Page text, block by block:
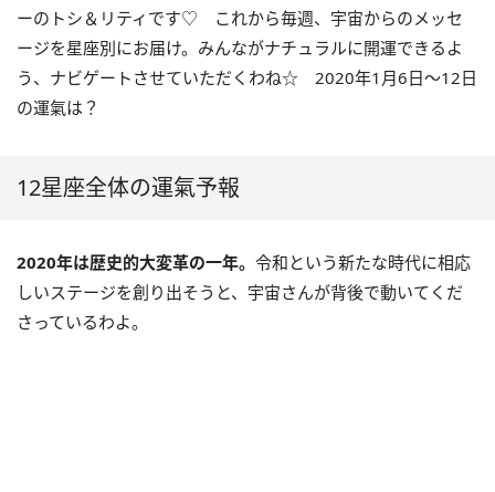
ーのトシ＆リティです♡ これから毎週、宇宙からのメッセ
ージを星座別にお届け。みんながナチュラルに開運できるよ
う、ナビゲートさせていただくわね☆ 2020年1月6日～12日
の運氣は？
12星座全体の運氣予報
2020年は歴史的大変革の一年。 令和という新たな時代に相応
しいステージを創り出そうと、宇宙さんが背後で動いてくだ
さっているわよ。